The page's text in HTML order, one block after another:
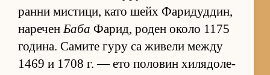
ранни мис­ти­ци, като шейх Фа­ри­дуд­дин,
на­ре­ченБаба Фа­рид, ро­ден около 1175
го­ди­на. Са­мите гуру са жи­вели между
1469 и 1708 г. — ето по­ло­вин хи­ля­до­ле­